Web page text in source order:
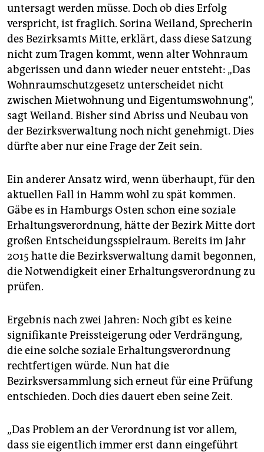
untersagt werden müsse. Doch ob dies Erfolg
verspricht, ist fraglich. Sorina Weiland, Sprecherin
des Bezirksamts Mitte, erklärt, dass diese Satzung
nicht zum Tragen kommt, wenn alter Wohnraum
abgerissen und dann wieder neuer entsteht: „Das
Wohnraumschutzgesetz unterscheidet nicht
zwischen Mietwohnung und Eigentumswohnung“,
sagt Weiland. Bisher sind Abriss und Neubau von
der Bezirksverwaltung noch nicht genehmigt. Dies
dürfte aber nur eine Frage der Zeit sein.
Ein anderer Ansatz wird, wenn überhaupt, für den
aktuellen Fall in Hamm wohl zu spät kommen.
Gäbe es in Hamburgs Osten schon eine soziale
Erhaltungsverordnung, hätte der Bezirk Mitte dort
großen Entscheidungsspielraum. Bereits im Jahr
2015 hatte die Bezirksverwaltung damit begonnen,
die Notwendigkeit einer Erhaltungsverordnung zu
prüfen.
Ergebnis nach zwei Jahren: Noch gibt es keine
signifikante Preissteigerung oder Verdrängung,
die eine solche soziale Erhaltungsverordnung
rechtfertigen würde. Nun hat die
Bezirksversammlung sich erneut für eine Prüfung
entschieden. Doch dies dauert eben seine Zeit.
„Das Problem an der Verordnung ist vor allem,
dass sie eigentlich immer erst dann eingeführt